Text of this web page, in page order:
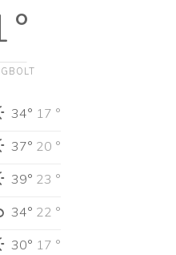
34° 17 °
37° 20 °
39° 23 °
34° 22 °
30° 17 °